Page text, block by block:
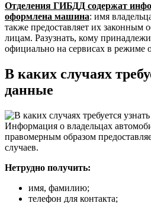
Отделения ГИБДД содержат
оформлена машина: имя
также предоставляет их законным
лицам. Разузнать, кому
официально на сервисах в режиме
В каких случаях
данные
Информация о владельцах
правомерным образом
случаев.
Нетрудно получить:
имя, фамилию;
телефон для контакта;